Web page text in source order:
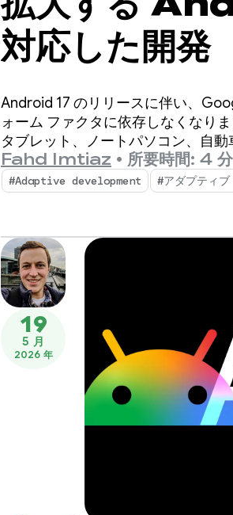
対応した開発
Android 17 のリリースに伴い、
ォーム ファクタに依存しなくなり
タブレット、ノートパソコン、自動
Fahd Imtiaz • 所要時間: 4 分
#Adaptive development #アダプティ
19
5 月
2026 年